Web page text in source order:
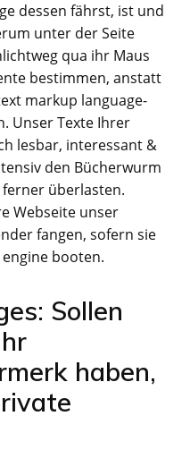
dessen fährst, ist und
unter der Seite
qua ihr Maus
bestimmen, anstatt
markup language-
Unser Texte Ihrer
lesbar, interessant &
den Bücherwurm
überlasten.
Webseite unser
fangen, sofern sie
booten.
Sollen
haben,